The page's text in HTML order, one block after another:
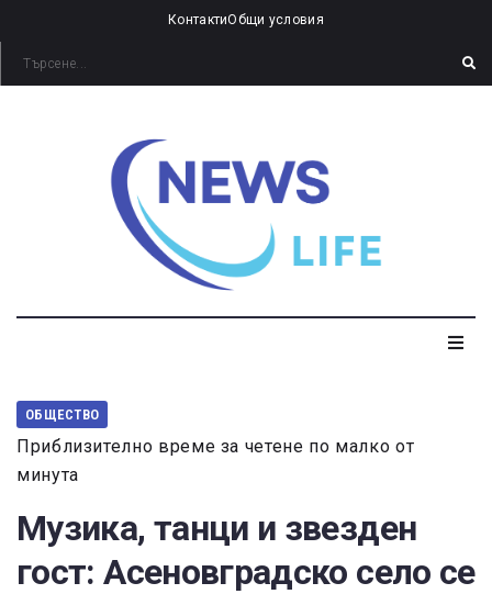
КонтактиОбщи условия
ОБЩЕСТВО
Приблизително време за четене по малко от
минута
Музика, танци и звезден
гост: Асеновградско село се